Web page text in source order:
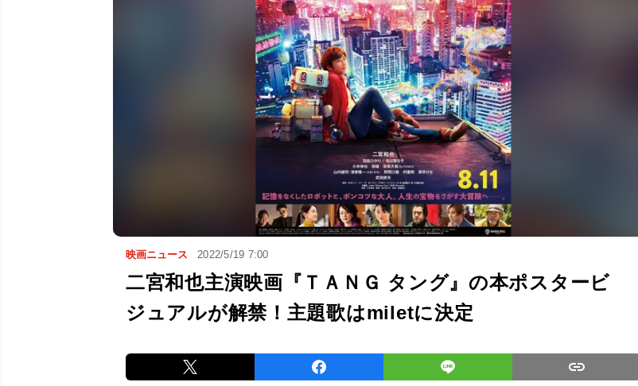
映画ニュース 2022/5/19 7:00
二宮和也主演映画『ＴＡＮＧ タング』の本ポスタービ
ジュアルが解禁！主題歌はmiletに決定